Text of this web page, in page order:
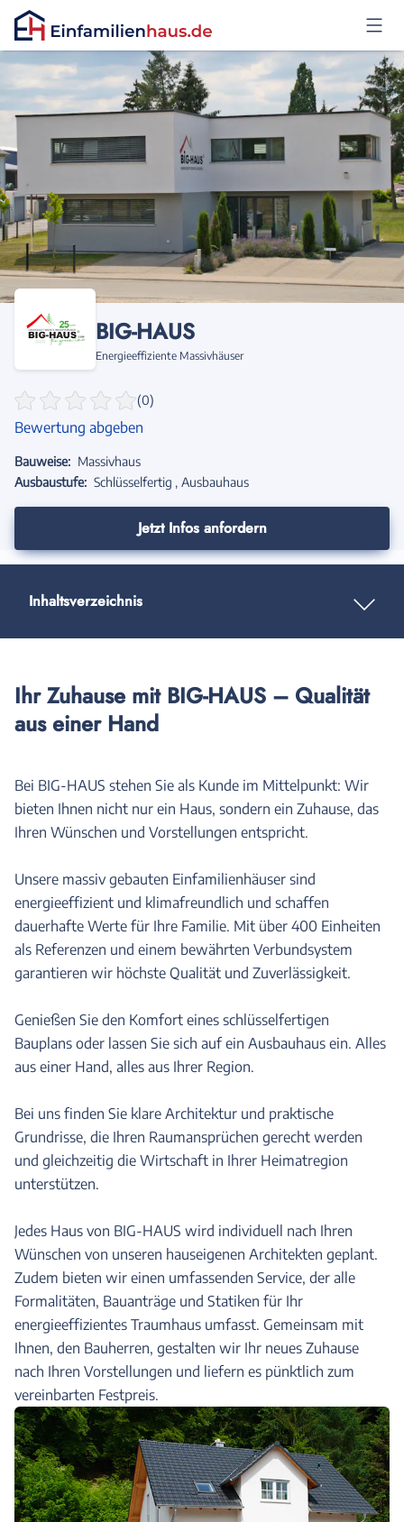
Anmelden
BIG-HAUS
Energieeffiziente Massivhäuser
(0)
Bewertung abgeben
Bauweise: Massivhaus
Ausbaustufe: Schlüsselfertig Ausbauhaus
Jetzt Infos anfordern
Inhaltsverzeichnis
Ihr Zuhause mit BIG-HAUS – Qualität
aus einer Hand
Bei BIG-HAUS stehen Sie als Kunde im Mittelpunkt: Wir
bieten Ihnen nicht nur ein Haus, sondern ein Zuhause, das
Ihren Wünschen und Vorstellungen entspricht.
Unsere massiv gebauten Einfamilienhäuser sind
energieeffizient und klimafreundlich und schaffen
dauerhafte Werte für Ihre Familie. Mit über 400 Einheiten
als Referenzen und einem bewährten Verbundsystem
garantieren wir höchste Qualität und Zuverlässigkeit.
Genießen Sie den Komfort eines schlüsselfertigen
Bauplans oder lassen Sie sich auf ein Ausbauhaus ein. Alles
aus einer Hand, alles aus Ihrer Region.
Bei uns finden Sie klare Architektur und praktische
Grundrisse, die Ihren Raumansprüchen gerecht werden
und gleichzeitig die Wirtschaft in Ihrer Heimatregion
unterstützen.
Jedes Haus von BIG-HAUS wird individuell nach Ihren
Wünschen von unseren hauseigenen Architekten geplant.
Zudem bieten wir einen umfassenden Service, der alle
Formalitäten, Bauanträge und Statiken für Ihr
energieeffizientes Traumhaus umfasst. Gemeinsam mit
Ihnen, den Bauherren, gestalten wir Ihr neues Zuhause
nach Ihren Vorstellungen und liefern es pünktlich zum
vereinbarten Festpreis.